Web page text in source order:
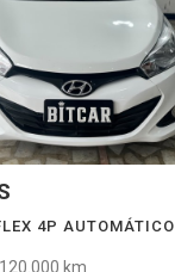
4P AUTOMÁTICO
120.000 km